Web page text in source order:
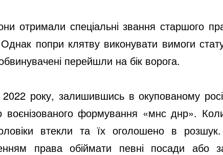
отримали спеціальні звання старшого
попри клятву виконувати вимоги
перейшли на бік ворога.
2022 року, залишившись в окупованому
воєнізованого формування «мнс днр».
втекли та їх оголошено в
права обіймати певні посади або